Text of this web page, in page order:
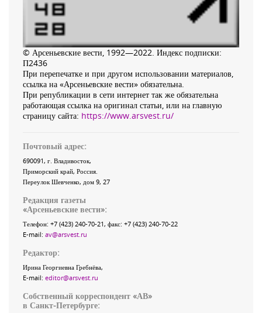
© Арсеньевские вести, 1992—2022. Индекс подписки:
П2436
При перепечатке и при другом использовании материалов,
ссылка на «Арсеньевские вести» обязательна.
При републикации в сети интернет так же обязательна
работающая ссылка на оригинал статьи, или на главную
страницу сайта: https://www.arsvest.ru/
Почтовый адрес:
690091, г. Владивосток,
Приморский край, Россия
Переулок Шевченко, дом 9, 27
Редакция газеты
«Арсеньевские вести»:
Телефон: +7 (423) 240-70-21, факс: +7 (423) 240-70-22
E-mail: av@arsvest.ru
Редактор:
Ирина Георгиевна Гребнёва,
E-mail: editor@arsvest.ru
Собственный корреспондент «АВ»
в Санкт-Петербурге: